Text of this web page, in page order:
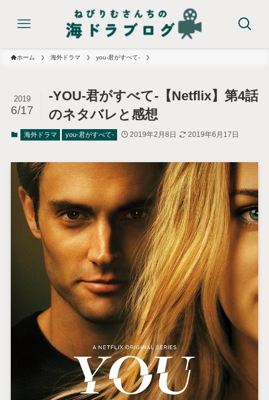
ホーム 海外ドラマ you-君がすべて-
-YOU-君がすべて-【Netflix】第4話
のネタバレと感想
2019
6/17
海外ドラマ you-君がすべて- 2019年2月8日 2019年6月17日